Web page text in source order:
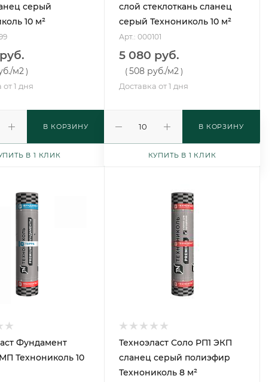
серый
10 м²
/м2 )
от 1 дня
В КОРЗИНУ
В 1 КЛИК
слой стеклоткань сланец
серый Технониколь 10 м²
Арт.: 000101
5 080 руб.
(508 руб./м2 )
Доставка от 1 дня
В КОРЗИНУ
КУПИТЬ В 1 КЛИК
Фундамент
Технониколь 10
Техноэласт Соло РП1 ЭКП
сланец серый полиэфир
Технониколь 8 м²